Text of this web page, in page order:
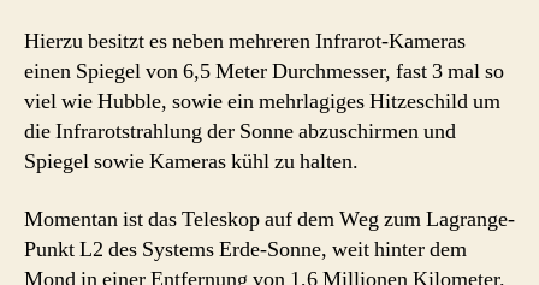
Hierzu besitzt es neben mehreren Infrarot-Kameras
einen Spiegel von 6,5 Meter Durchmesser, fast 3 mal so
viel wie Hubble, sowie ein mehrlagiges Hitzeschild um
die Infrarotstrahlung der Sonne abzuschirmen und
Spiegel sowie Kameras kühl zu halten.
Momentan ist das Teleskop auf dem Weg zum Lagrange-
Punkt L2 des Systems Erde-Sonne, weit hinter dem
Mond in einer Entfernung von 1,6 Millionen Kilometer.